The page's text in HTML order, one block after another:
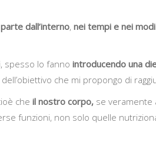
dall’interno, nei tempi e nei
spesso lo fanno introducendo una
che mi propongo di
che il nostro corpo, se veramente
funzioni, non solo quelle